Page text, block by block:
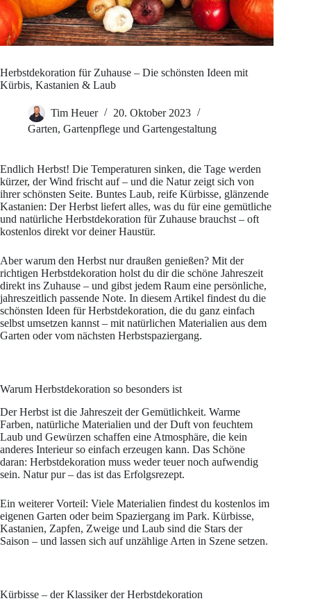
Herbstdekoration für Zuhause – Die schönsten Ideen mit
Kürbis, Kastanien & Laub
Tim Heuer
20. Oktober 2023
Garten, Gartenpflege und Gartengestaltung
Endlich Herbst! Die Temperaturen sinken, die Tage werden
kürzer, der Wind frischt auf – und die Natur zeigt sich von
ihrer schönsten Seite. Buntes Laub, reife Kürbisse, glänzende
Kastanien: Der Herbst liefert alles, was du für eine gemütliche
und natürliche Herbstdekoration für Zuhause brauchst – oft
kostenlos direkt vor deiner Haustür.
Aber warum den Herbst nur draußen genießen? Mit der
richtigen Herbstdekoration holst du dir die schöne Jahreszeit
direkt ins Zuhause – und gibst jedem Raum eine persönliche,
jahreszeitlich passende Note. In diesem Artikel findest du die
schönsten Ideen für Herbstdekoration, die du ganz einfach
selbst umsetzen kannst – mit natürlichen Materialien aus dem
Garten oder vom nächsten Herbstspaziergang.
Warum Herbstdekoration so besonders ist
Der Herbst ist die Jahreszeit der Gemütlichkeit. Warme
Farben, natürliche Materialien und der Duft von feuchtem
Laub und Gewürzen schaffen eine Atmosphäre, die kein
anderes Interieur so einfach erzeugen kann. Das Schöne
daran: Herbstdekoration muss weder teuer noch aufwendig
sein. Natur pur – das ist das Erfolgsrezept.
Ein weiterer Vorteil: Viele Materialien findest du kostenlos im
eigenen Garten oder beim Spaziergang im Park. Kürbisse,
Kastanien, Zapfen, Zweige und Laub sind die Stars der
Saison – und lassen sich auf unzählige Arten in Szene setzen.
Kürbisse – der Klassiker der Herbstdekoration